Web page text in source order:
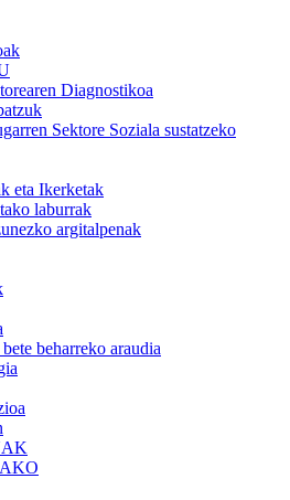
Diagnostikoa
Sektore Soziala sustatzeko
eta Ikerketak
laburrak
argitalpenak
beharreko araudia